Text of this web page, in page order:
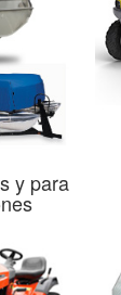
y para